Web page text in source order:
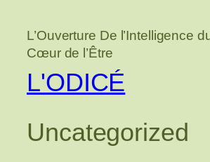
contenu
L’Ouverture De l’Intelligence
Cœur de l’Être
L'ODICÉ
Uncategorized